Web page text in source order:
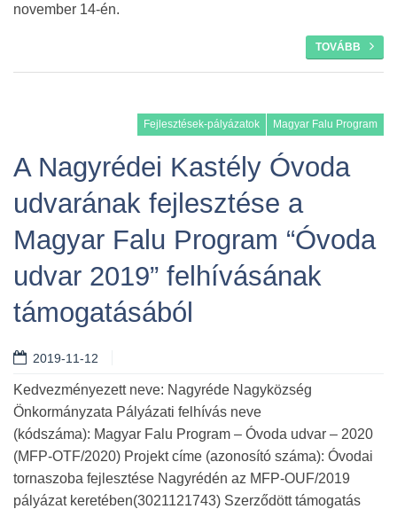
november 14-én.
TOVÁBB
Fejlesztések-pályázatok Magyar Falu Program
A Nagyrédei Kastély Óvoda
udvarának fejlesztése a
Magyar Falu Program “Óvoda
udvar 2019” felhívásának
támogatásából
2019-11-12
Kedvezményezett neve: Nagyréde Nagyközség
Önkormányzata Pályázati felhívás neve
(kódszáma): Magyar Falu Program – Óvoda udvar – 2020
(MFP-OTF/2020) Projekt címe (azonosító száma): Óvodai
tornaszoba fejlesztése Nagyrédén az MFP-OUF/2019
pályázat keretében(3021121743) Szerződött támogatás